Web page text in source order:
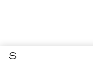
S